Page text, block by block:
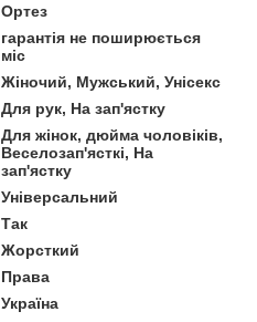
Ортез
гарантія не поширюється
міс
Жіночий, Мужський, Унісекс
Для рук, На зап'ястку
Для жінок, дюйма чоловіків,
Веселозап'ясткі, На
зап'ястку
Універсальний
Так
Жорсткий
Права
Україна